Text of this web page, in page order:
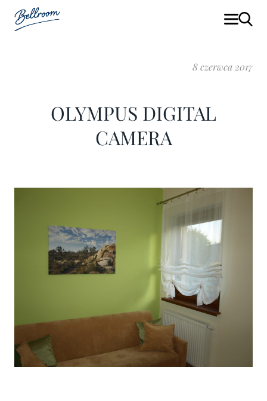
8 czerwca 2017
OLYMPUS DIGITAL
CAMERA